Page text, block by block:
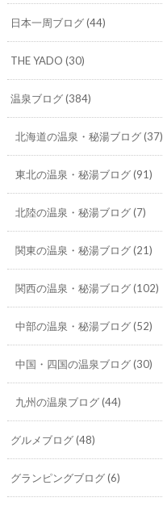
日本一周ブログ(44)
THE YADO (30)
温泉ブログ(384)
北海道の温泉・秘湯ブログ(37)
東北の温泉・秘湯ブログ(91)
北陸の温泉・秘湯ブログ(7)
関東の温泉・秘湯ブログ(21)
関西の温泉・秘湯ブログ(102)
中部の温泉・秘湯ブログ(52)
中国・四国の温泉ブログ(30)
九州の温泉ブログ(44)
グルメブログ(48)
グランピングブログ(6)